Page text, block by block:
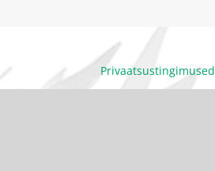
Privaatsustingimused